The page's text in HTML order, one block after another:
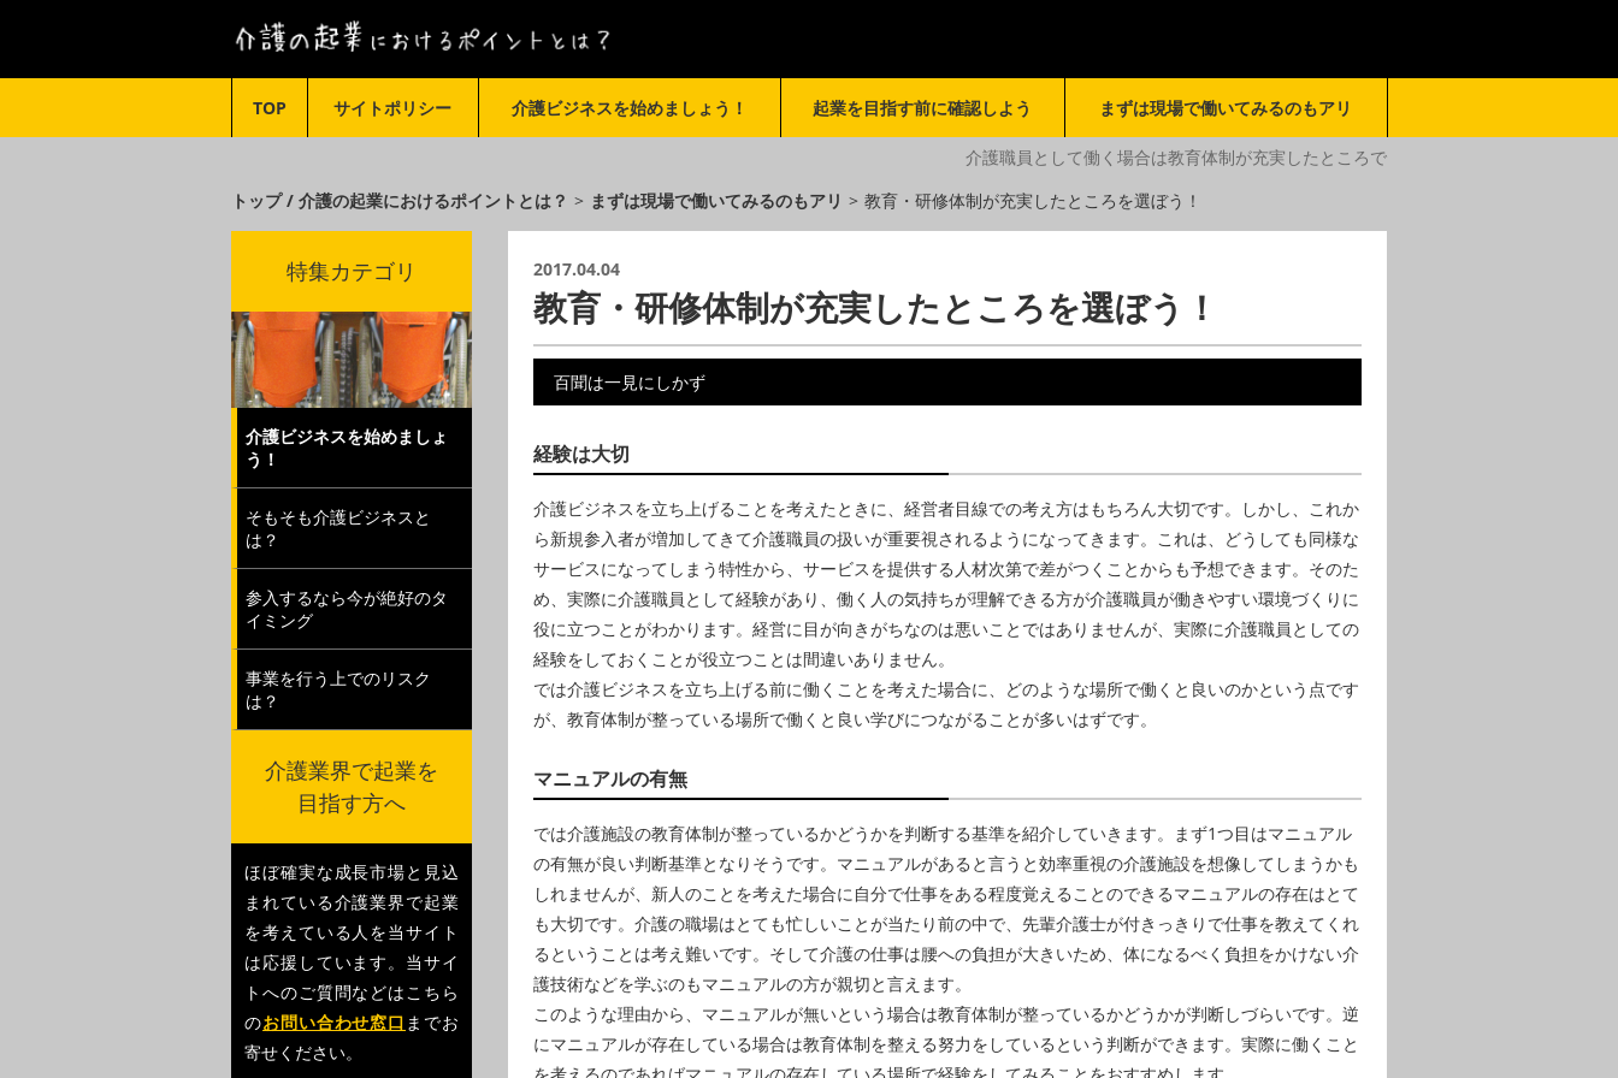
TOP サイトポリシー 介護ビジネスを始めましょう！ 起業を目指す前に確認しよう まずは現場で働いてみるのもアリ
介護職員として働く場合は教育体制が充実したところで
トップ / 介護の起業におけるポイントとは？ > まずは現場で働いてみるのもアリ > 教育・研修体制が充実したところを選ぼう！
2017.04.04
教育・研修体制が充実したところを選ぼう！
百聞は一見にしかず
経験は大切
介護ビジネスを立ち上げることを考えたときに、経営者目線での考え方はもちろん大切です。しかし、これか
ら新規参入者が増加してきて介護職員の扱いが重要視されるようになってきます。これは、どうしても同様な
サービスになってしまう特性から、サービスを提供する人材次第で差がつくことからも予想できます。そのた
め、実際に介護職員として経験があり、働く人の気持ちが理解できる方が介護職員が働きやすい環境づくりに
役に立つことがわかります。経営に目が向きがちなのは悪いことではありませんが、実際に介護職員としての
経験をしておくことが役立つことは間違いありません。
では介護ビジネスを立ち上げる前に働くことを考えた場合に、どのような場所で働くと良いのかという点です
が、教育体制が整っている場所で働くと良い学びにつながることが多いはずです。
マニュアルの有無
では介護施設の教育体制が整っているかどうかを判断する基準を紹介していきます。まず1つ目はマニュアル
の有無が良い判断基準となりそうです。マニュアルがあると言うと効率重視の介護施設を想像してしまうかも
しれませんが、新人のことを考えた場合に自分で仕事をある程度覚えることのできるマニュアルの存在はとて
も大切です。介護の職場はとても忙しいことが当たり前の中で、先輩介護士が付きっきりで仕事を教えてくれ
るということは考え難いです。そして介護の仕事は腰への負担が大きいため、体になるべく負担をかけない介
護技術などを学ぶのもマニュアルの方が親切と言えます。
このような理由から、マニュアルが無いという場合は教育体制が整っているかどうかが判断しづらいです。逆
にマニュアルが存在している場合は教育体制を整える努力をしているという判断ができます。実際に働くこと
特集カテゴリ
介護ビジネスを始めましょ
う！
そもそも介護ビジネスと
は？
参入するなら今が絶好のタ
イミング
事業を行う上でのリスク
は？
介護業界で起業を
目指す方へ
ほぼ確実な成長市場と見込
まれている介護業界で起業
を考えている人を当サイト
は応援しています。当サイ
トへのご質問などはこちら
のお問い合わせ窓口 までお
寄せください。